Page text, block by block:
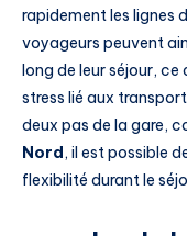
rapidement les lignes
voyageurs peuvent
long de leur séjour,
stress lié aux
deux pas de la gare,
Nord , il est possible
flexibilité durant le